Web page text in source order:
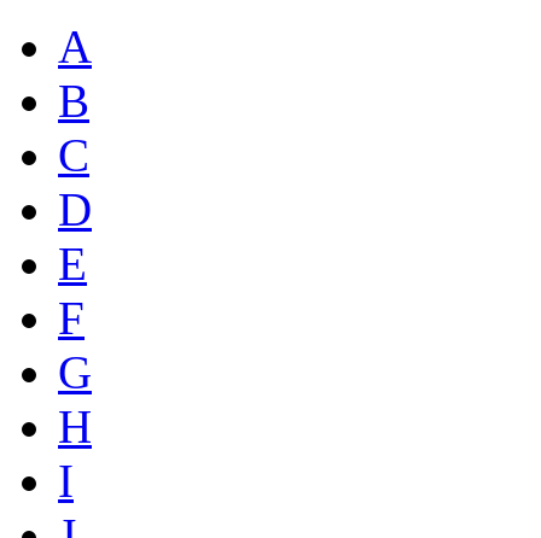
A
B
C
D
E
F
G
H
I